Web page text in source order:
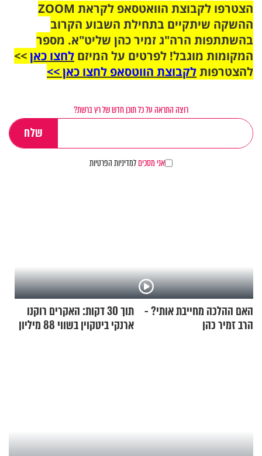
הצטרפו לקבוצת הוואטסאפ לקראת ZOOM
ההשקה שיתקיים בתחילת השבוע הקרוב
בהשתתפות הרה"ג זמיר כהן שליט"א. מספר
המקומות מוגבל! לפרטים על המיזם לחצו כאן>>
להצטרפותלקבוצת הווטסאפ לחצו כאן >>
רוצה התראה על כל תוכן חדש של רץ ברשת?
אני מסכיםלמדיניות הפרטיות
האם ההלכה מחייבת אותי? -
הרב זמיר כהן
תוך 30 דקות: האקרים רוקנו
ארנקי ביטקוין בשווי 88 מיליון